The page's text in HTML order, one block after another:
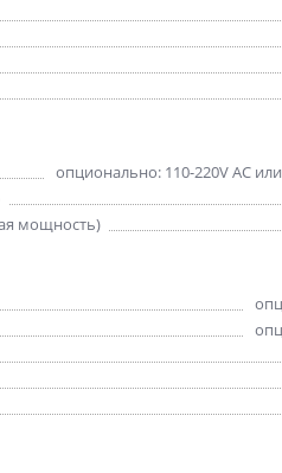
опционально: 110-220V AC
мощность)